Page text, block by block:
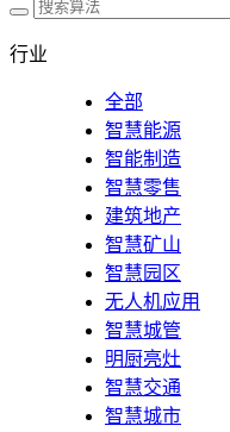
行业
全部
智慧能源
智能制造
智慧零售
建筑地产
智慧矿山
智慧园区
无人机应用
智慧城管
明厨亮灶
智慧交通
智慧城市